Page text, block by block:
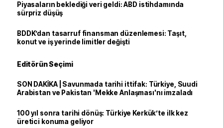
Piyasaların beklediği veri geldi: ABD istihdamında
sürpriz düşüş
BDDK’dan tasarruf finansman düzenlemesi: Taşıt,
konut ve iş yerinde limitler değişti
Editörün Seçimi
SON DAKİKA | Savunmada tarihi ittifak: Türkiye, Suudi
Arabistan ve Pakistan 'Mekke Anlaşması'nı imzaladı
100 yıl sonra tarihi dönüş: Türkiye Kerkük’te ilk kez
üretici konuma geliyor